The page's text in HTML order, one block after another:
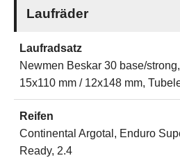
Laufräder
Laufradsatz
Newmen Beskar 30 base/
15x110 mm / 12x148 mm,
Reifen
Continental Argotal, Enduro
Ready, 2.4